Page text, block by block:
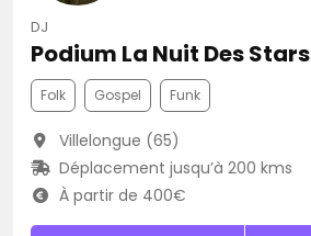
DJ
Podium La Nuit Des Stars
Folk Gospel Funk
Villelongue (65)
Déplacement jusqu’à 200 kms
À partir de 400€